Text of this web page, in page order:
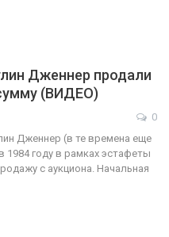
Дженнер продали
(ВИДЕО)
0
Дженнер (в те времена еще
году в рамках эстафеты
с аукциона. Начальная